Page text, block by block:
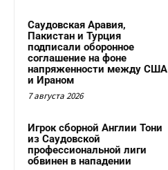
Саудовская Аравия,
Пакистан и Турция
подписали оборонное
соглашение на фоне
напряженности между США
и Ираном
7 августа 2026
Игрок сборной Англии Тони
из Саудовской
профессиональной лиги
обвинен в нападении